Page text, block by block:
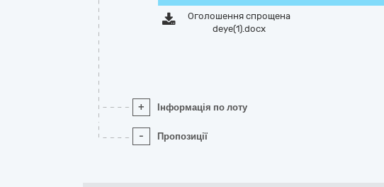
Оголошення спрощена
deye(1).docx
+ Інформація по лоту
- Пропозиції